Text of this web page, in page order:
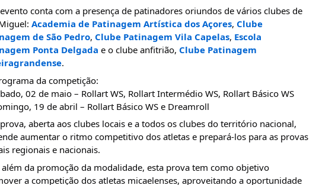
evento conta com a presença de patinadores oriundos de vários clubes de
Academia de Patinagem Artística dos Açores, Clube
de São Pedro, Clube Patinagem Vila Capelas, Escola
Ponta Delgada e o clube anfitrião, Clube Patinagem
.
da competição:
02 de maio – Rollart WS, Rollart Intermédio WS, Rollart Básico WS
19 de abril – Rollart Básico WS e Dreamroll
aberta aos clubes locais e a todos os clubes do território nacional,
aumentar o ritmo competitivo dos atletas e prepará-los para as provas
regionais e nacionais.
além da promoção da modalidade, esta prova tem como objetivo
a competição dos atletas micaelenses, aproveitando a oportunidade